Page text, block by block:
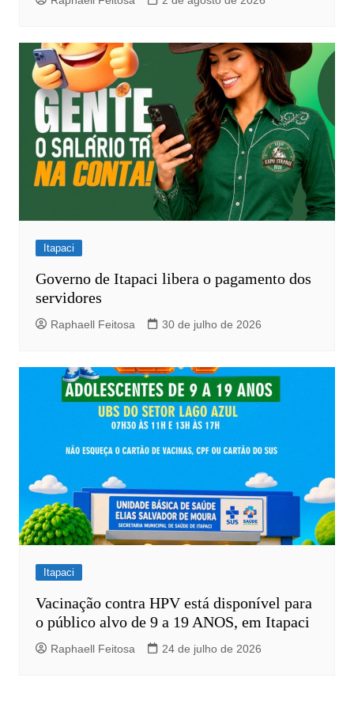
Itapaci
Governo de Itapaci libera o pagamento dos
servidores
Raphaell Feitosa 30 de julho de 2026
Itapaci
Vacinação contra HPV está disponível para
o público alvo de 9 a 19 ANOS, em Itapaci
Raphaell Feitosa 24 de julho de 2026